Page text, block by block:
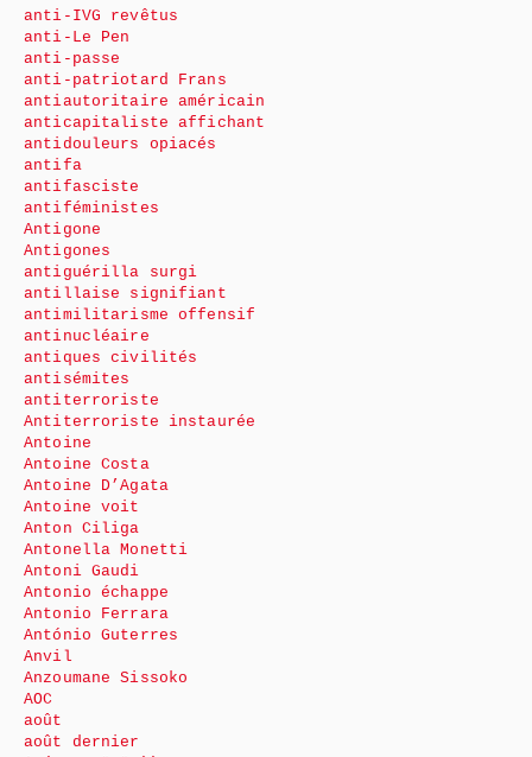
anti-IVG revêtus
anti-Le Pen
anti-passe
anti-patriotard Frans
antiautoritaire américain
anticapitaliste affichant
antidouleurs opiacés
antifa
antifasciste
antiféministes
Antigone
Antigones
antiguérilla surgi
antillaise signifiant
antimilitarisme offensif
antinucléaire
antiques civilités
antisémites
antiterroriste
Antiterroriste instaurée
Antoine
Antoine Costa
Antoine D’Agata
Antoine voit
Anton Ciliga
Antonella Monetti
Antoni Gaudi
Antonio échappe
Antonio Ferrara
António Guterres
Anvil
Anzoumane Sissoko
AOC
août
août dernier